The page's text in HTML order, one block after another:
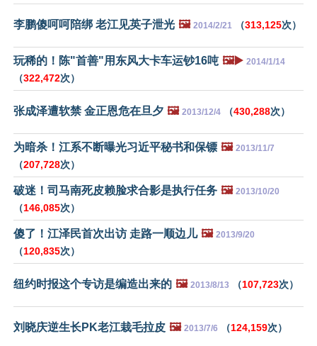
李鹏傻呵呵陪绑 老江见英子泄光 🖼️ 2014/2/21 （313,125次）
玩稀的！陈"首善"用东风大卡车运钞16吨 🖼️▶️ 2014/1/14
（322,472次）
张成泽遭软禁 金正恩危在旦夕 🖼️ 2013/12/4 （430,288次）
为暗杀！江系不断曝光习近平秘书和保镖 🖼️ 2013/11/7
（207,728次）
破迷！司马南死皮赖脸求合影是执行任务 🖼️ 2013/10/20
（146,085次）
傻了！江泽民首次出访 走路一顺边儿 🖼️ 2013/9/20
（120,835次）
纽约时报这个专访是编造出来的 🖼️ 2013/8/13 （107,723次）
刘晓庆逆生长PK老江栽毛拉皮 🖼️ 2013/7/6 （124,159次）